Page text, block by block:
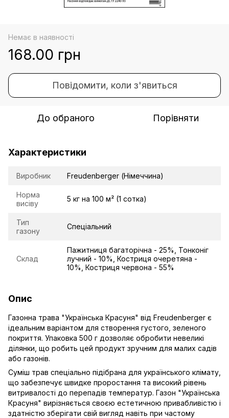
Немає в наявності
168.00 грн
Повідомити, коли з'явиться
До обраного Порівняти
Характеристики
Виробник Freudenberger (Німеччина)
Норма
висіву
5 кг на 100 м² (1 сотка)
Тип
газону
Спеціальний
Склад
Пажитниця багаторічна - 25%, Тонконіг
лучний - 10%, Костриця очеретяна -
10%, Костриця червона - 55%
Опис
Газонна трава "Українська Красуня" від Freudenberger є
ідеальним варіантом для створення густого, зеленого
покриття. Упаковка 500 г дозволяє обробити невеликі
ділянки, що робить цей продукт зручним для малих садів
або газонів.
Суміш трав спеціально підібрана для українського клімату,
що забезпечує швидке проростання та високий рівень
витривалості до перепадів температур. Газон "Українська
Красуня" вирізняється своєю естетичною привабливістю і
здатністю зберігати свій вигляд навіть при частому